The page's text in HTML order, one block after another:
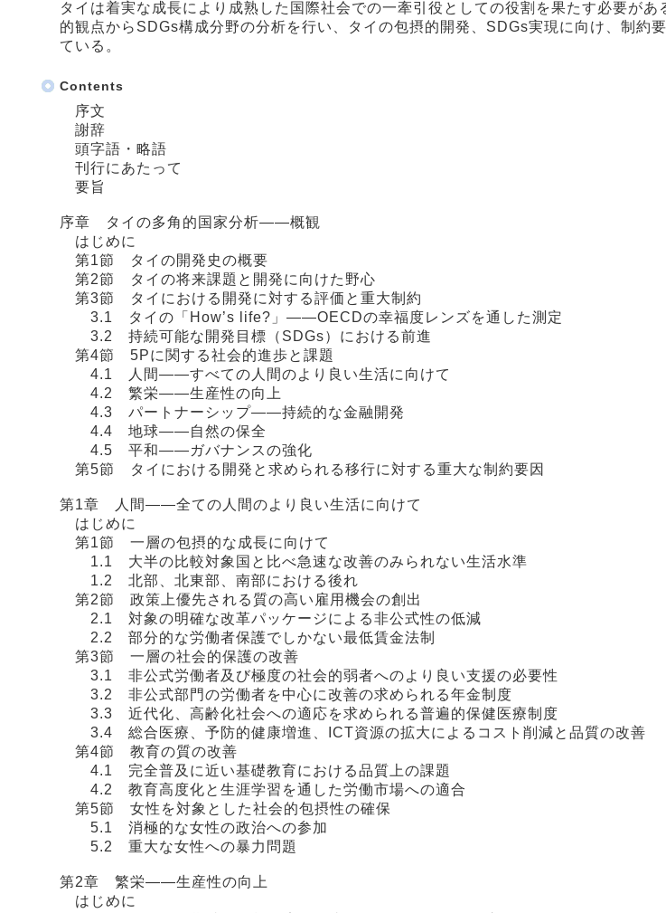
タイは着実な成長により成熟した国際社会での一牽引役としての役割を果たす必要が
的観点からSDGs構成分野の分析を行い、タイの包摂的開発、SDGs実現に向け、制約
ている。
Contents
序文
謝辞
頭字語・略語
刊行にあたって
要旨
序章 タイの多角的国家分析――概観
はじめに
第1節 タイの開発史の概要
第2節 タイの将来課題と開発に向けた野心
第3節 タイにおける開発に対する評価と重大制約
3.1 タイの「How’s life?」――OECDの幸福度レンズを通した測定
3.2 持続可能な開発目標（SDGs）における前進
第4節 5Pに関する社会的進歩と課題
4.1 人間――すべての人間のより良い生活に向けて
4.2 繁栄――生産性の向上
4.3 パートナーシップ――持続的な金融開発
4.4 地球――自然の保全
4.5 平和――ガバナンスの強化
第5節 タイにおける開発と求められる移行に対する重大な制約要因
第1章 人間――全ての人間のより良い生活に向けて
はじめに
第1節 一層の包摂的な成長に向けて
1.1 大半の比較対象国と比べ急速な改善のみられない生活水準
1.2 北部、北東部、南部における後れ
第2節 政策上優先される質の高い雇用機会の創出
2.1 対象の明確な改革パッケージによる非公式性の低減
2.2 部分的な労働者保護でしかない最低賃金法制
第3節 一層の社会的保護の改善
3.1 非公式労働者及び極度の社会的弱者へのより良い支援の必要性
3.2 非公式部門の労働者を中心に改善の求められる年金制度
3.3 近代化、高齢化社会への適応を求められる普遍的保健医療制度
3.4 総合医療、予防的健康増進、ICT資源の拡大によるコスト削減と品質の改善
第4節 教育の質の改善
4.1 完全普及に近い基礎教育における品質上の課題
4.2 教育高度化と生涯学習を通した労働市場への適合
第5節 女性を対象とした社会的包摂性の確保
5.1 消極的な女性の政治への参加
5.2 重大な女性への暴力問題
第2章 繁栄――生産性の向上
はじめに